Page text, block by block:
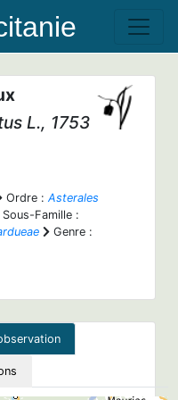
L., 1753
Ordre : Asterales
Sous-Famille :
Genre :